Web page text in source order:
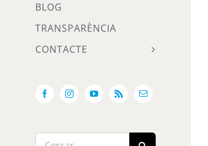
BLOG
TRANSPARÈNCIA
CONTACTE
FacebookInstagramYouTube
Rss Email:
Cerca